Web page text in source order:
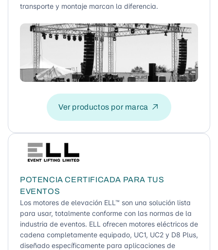
transporte y montaje marcan la diferencia.
Ver productos por marca
POTENCIA CERTIFICADA PARA TUS
EVENTOS
Los motores de elevación ELL™ son una solución lista
para usar, totalmente conforme con las normas de la
industria de eventos. ELL ofrecen motores eléctricos de
cadena completamente equipado, UC1, UC2 y D8 Plus,
diseñado específicamente para aplicaciones de